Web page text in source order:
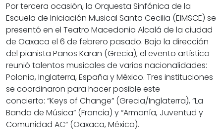
Por tercera ocasión, la Orquesta Sinfónica de la
Escuela de Iniciación Musical Santa Cecilia (EIMSCE) se
presentó en el Teatro Macedonio Alcalá de la ciudad
de Oaxaca el 6 de febrero pasado. Bajo la dirección
del pianista Panos Karan (Grecia), el evento artístico
reunió talentos musicales de varias nacionalidades:
Polonia, Inglaterra, España y México. Tres instituciones
se coordinaron para hacer posible este
concierto: “Keys of Change” (Grecia/Inglaterra), “La
Banda de Música” (Francia) y “Armonía, Juventud y
Comunidad AC” (Oaxaca, México).